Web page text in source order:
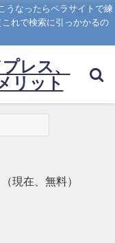
うなったらペラサイトで練
れで検索に引っかかるの
レス、
リット
現在、無料）